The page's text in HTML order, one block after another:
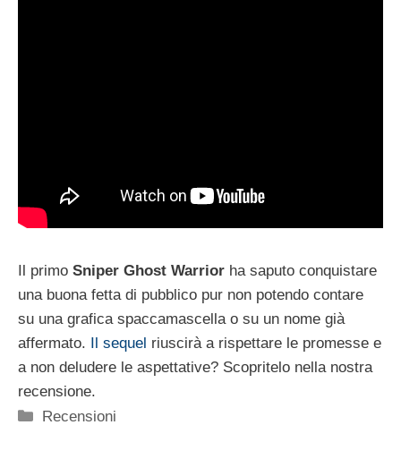
Il primo Sniper Ghost Warrior ha saputo conquistare
una buona fetta di pubblico pur non potendo contare
su una grafica spaccamascella o su un nome già
affermato. Il sequel riuscirà a rispettare le promesse e
a non deludere le aspettative? Scopritelo nella nostra
recensione.
Categorie
Recensioni